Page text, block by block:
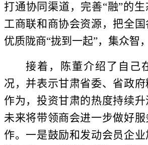
打通协同渠道，完善“融”的
工商联和商协会资源，把全
优质陇商“拢到一起”，集众智
接着，陈董介绍了自己
况，并表示甘肃省委、省政
作为，投资甘肃的热度持续升
未来将带领商会进一步做好
作。一是鼓励和发动会员企